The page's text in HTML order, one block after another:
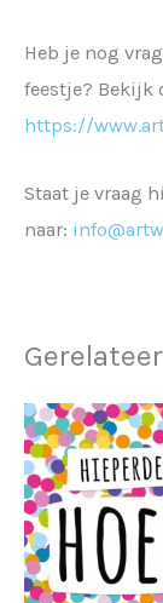
Heb je nog
feestje? Bekijk
https://
Staat je vraag
naar: